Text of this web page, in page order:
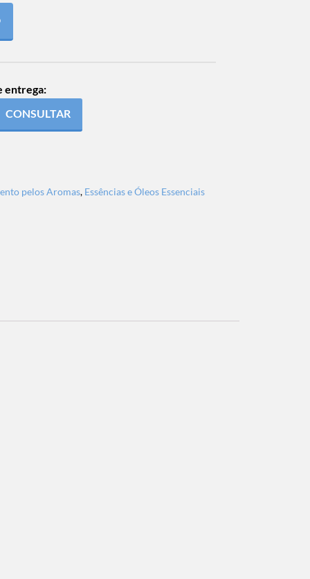
entrega:
CONSULTAR
pelos Aromas, Essências e Óleos Essenciais